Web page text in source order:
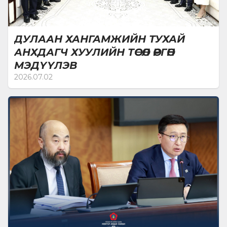
Монгол Улсын Их Хурлын 2025 оны “Монгол
Улсын Ерөнхий сайдыг огцруулах тухай” 95
дугаар тогтоол нь Монгол Улсын Үндсэн хуулийн
Нэгдүгээр зүйлийн 2 дахь хэсгийн “Ардчилсан
ёс, ... хууль дээдлэх нь төрийн үйл ажиллагааны
үндсэн зарчим мөн.”, Дөчин гуравдугаар
зүйлийн 1 дэх хэсгийн “Улсын Их Хурлын
гишүүдийн дөрөвний нэгээс доошгүй нь
Ерөнхий сайдыг огцруулах саналыг албан ёсоор
тавибал Улсын Их Хурал гурав хоногийн дараа
хэлэлцэж эхлэн арав хоногийн дотор
шийдвэрлэнэ. Улсын Их Хурлын нийт гишүүний
олонхи уг саналыг дэмжсэн бол Ерөнхий сайдыг
огцруулах тухай Улсын Их Хурлын тогтоол
баталсанд тооцож, шинэ Ерөнхий сайдыг гуч
хоногийн дотор томилно.”, Далдугаар зүйлийн 1
дэх хэсгийн “Үндсэн хуульд хууль, зарлиг, төрийн
байгууллагын бусад шийдвэр, нийт байгууллага,
ДУЛААН ХАНГАМЖИЙН ТУХАЙ
АНХДАГЧ ХУУЛИЙН ТӨСӨЛ ӨРГӨН
МЭДҮҮЛЭВ
2026.07.02